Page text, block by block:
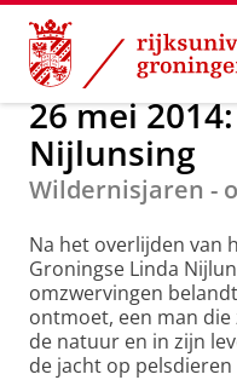
Skip
Content
Skip
Navigation
Onderzoek
26 mei
Nijlunsing
Wildernisjaren -
Na het overlijden van
Groningse Linda
omzwervingen
ontmoet, een man
de natuur en in zijn
de jacht op pelsdieren